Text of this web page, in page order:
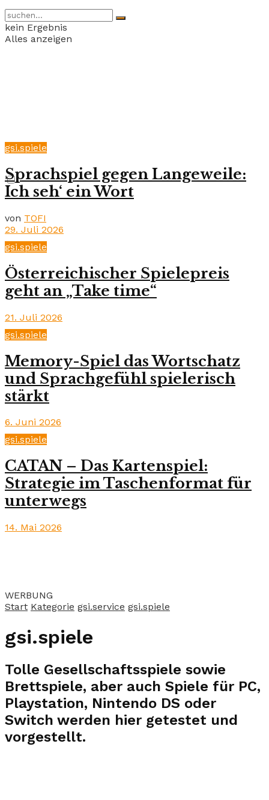
kein Ergebnis
Alles anzeigen
gsi.spiele
Sprachspiel gegen Langeweile:
Ich seh‘ ein Wort
von TOFI
29. Juli 2026
gsi.spiele
Österreichischer Spielepreis
geht an „Take time“
21. Juli 2026
gsi.spiele
Memory-Spiel das Wortschatz
und Sprachgefühl spielerisch
stärkt
6. Juni 2026
gsi.spiele
CATAN – Das Kartenspiel:
Strategie im Taschenformat für
unterwegs
14. Mai 2026
WERBUNG
Start Kategorie gsi.service gsi.spiele
gsi.spiele
Tolle Gesellschaftsspiele sowie
Brettspiele, aber auch Spiele für PC,
Playstation, Nintendo DS oder
Switch werden hier getestet und
vorgestellt.